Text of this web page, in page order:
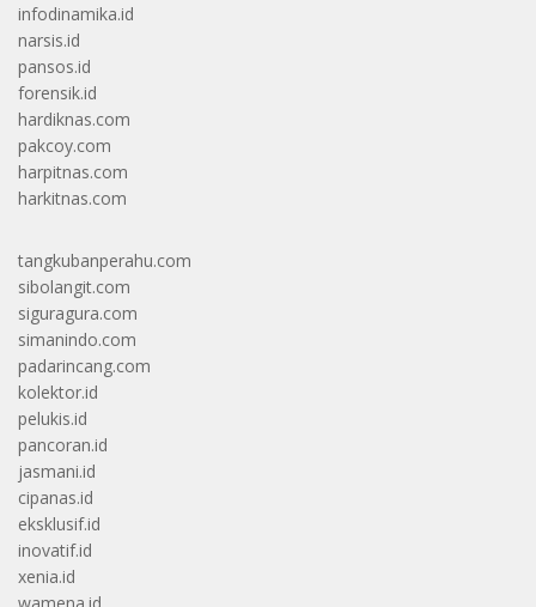
infodinamika.id
narsis.id
pansos.id
forensik.id
hardiknas.com
pakcoy.com
harpitnas.com
harkitnas.com
tangkubanperahu.com
sibolangit.com
siguragura.com
simanindo.com
padarincang.com
kolektor.id
pelukis.id
pancoran.id
jasmani.id
cipanas.id
eksklusif.id
inovatif.id
xenia.id